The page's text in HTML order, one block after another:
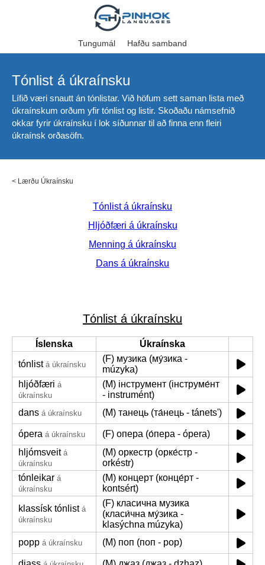
Tungumál Hafðu samband
Tónlist á úkraínsku
Lífið væri snautt án tónlistar. Við höfum sett saman lista með
úkraínskum orðum yfir tónlist og listir. Skoðaðu námsefnið
okkar fyrir úkraínsku í lok síðunnar til að finna enn fleiri
úkraínsk orðasöfn.
< Lærðu Úkraínsku
Tónlist á úkraínsku
Hljóðfæri á úkraínsku
Menning á úkraínsku
Dans á úkraínsku
Tónlist á úkraínsku
Íslenska
Úkraínska
tónlist á úkraínsku
(F) музика (му́зика -
múzyka)
hljóðfæri á
úkraínsku
(M) інструмент (інструме́нт
- instrumént)
dans á úkraínsku (M) танець (та́нець - tánetsʹ)
ópera á úkraínsku
(F) опера (о́пера - ópera)
hljómsveit á
úkraínsku
(M) оркестр (орке́стр -
orkéstr)
tónleikar á
úkraínsku
(M) концерт (конце́рт -
kontsért)
klassísk tónlist á
úkraínsku
(F) класична музика
(класи́чна му́зика -
klasýchna múzyka)
popp á úkraínsku (M) поп (поп - pop)